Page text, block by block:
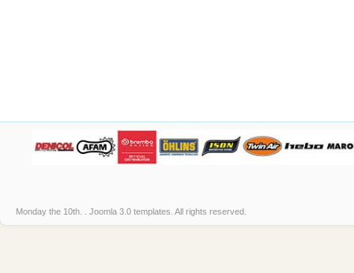
Monday the 10th. . Joomla 3.0 templates . All rights reserved.